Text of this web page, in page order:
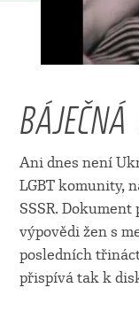
Ani dnes není
LGBT komunity,
SSSR.
výpovědi žen s
posledních
přispívá tak k